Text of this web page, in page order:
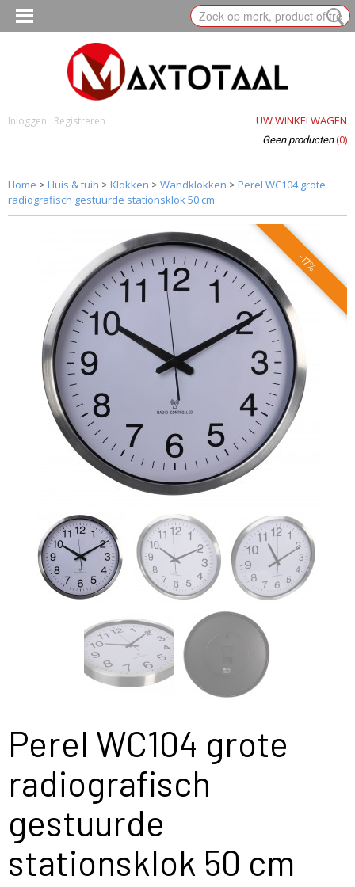
Inloggen Registreren UW WINKELWAGEN
Geen producten (0)
Home > Huis & tuin > Klokken > Wandklokken > Perel WC104 grote
radiografisch gestuurde stationsklok 50 cm
-17%
Perel WC104 grote
radiografisch
gestuurde
stationsklok 50 cm